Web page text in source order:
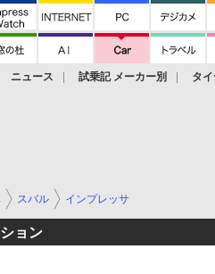
ニュース 試乗記 メーカー別 タ
スバル インプレッサ
ョン